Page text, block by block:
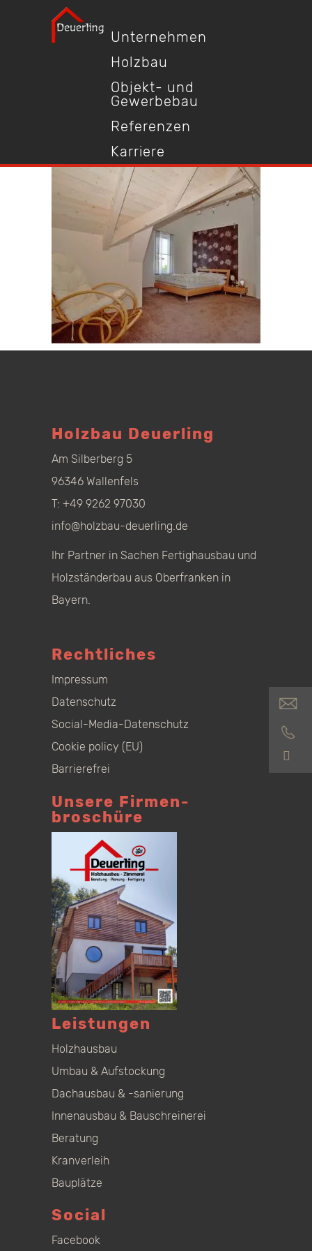
Unternehmen
Holzbau
Objekt- und
Gewerbebau
Referenzen
Karriere
Holzbau Deuerling
Am Silberberg 5
96346 Wallenfels
T: +49 9262 97030
info@holzbau-deuerling.de
Ihr Partner in Sachen Fertighausbau und
Holzständerbau aus Oberfranken in
Bayern.
Rechtliches
Impressum
Datenschutz
Social-Media-Datenschutz
Cookie policy (EU)
Barrierefrei
Unsere Firmen­
broschüre
Leistungen
Holzhausbau
Umbau & Aufstockung
Dachausbau & -sanierung
Innenausbau & Bauschreinerei
Beratung
Kranverleih
Bauplätze
Social
Facebook